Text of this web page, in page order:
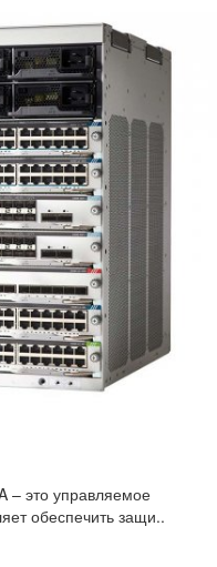
– это управляемое
обеспечить защи..